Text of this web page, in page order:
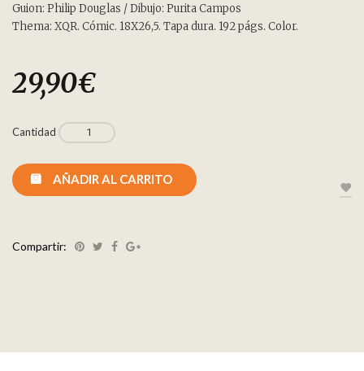
Guion: Philip Douglas / Dibujo: Purita Campos
Thema: XQR. Cómic. 18X26,5. Tapa dura. 192 págs. Color.
29,90€
Cantidad
AÑADIR AL CARRITO
Compartir: